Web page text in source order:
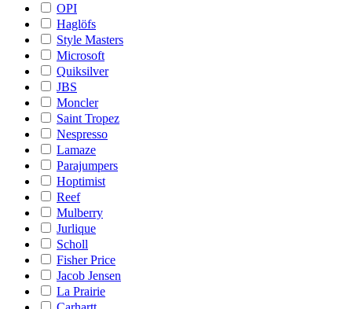
OPI
Haglöfs
Style Masters
Microsoft
Quiksilver
JBS
Moncler
Saint Tropez
Nespresso
Lamaze
Parajumpers
Hoptimist
Reef
Mulberry
Jurlique
Scholl
Fisher Price
Jacob Jensen
La Prairie